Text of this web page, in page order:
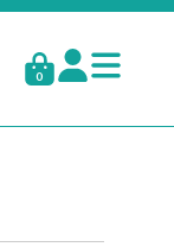
0